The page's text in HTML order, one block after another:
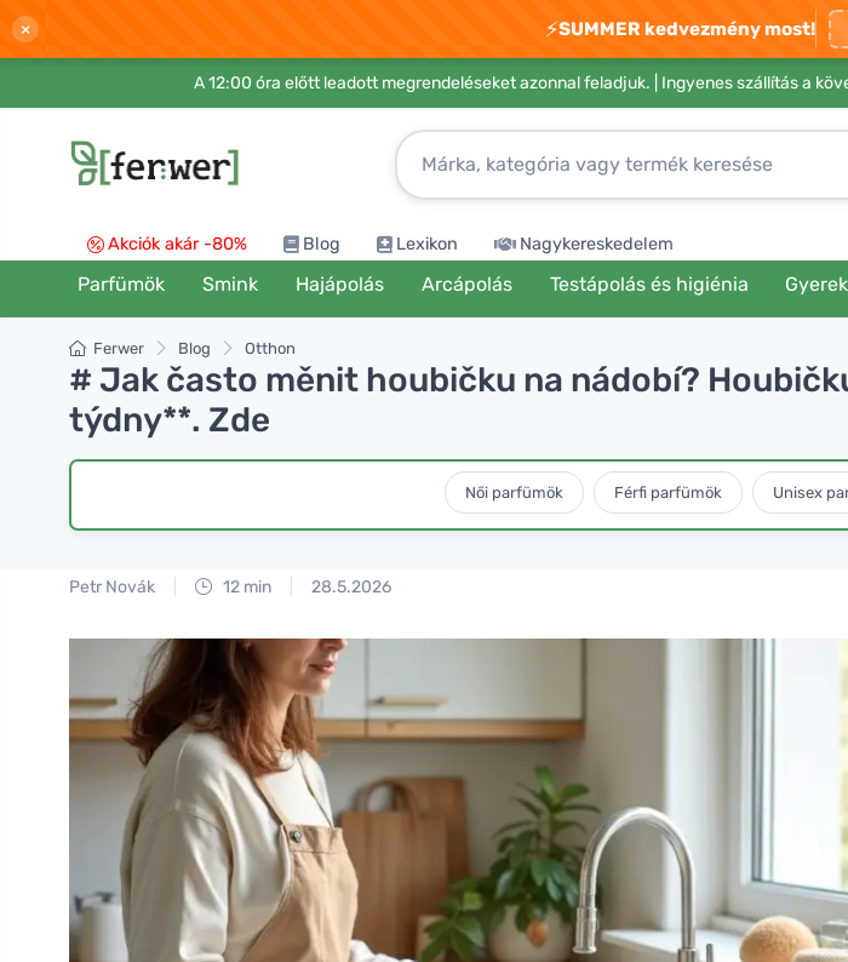
× ⚡SUMMER kedvezmény most!
A 12:00 óra előtt leadott megrendeléseket azonnal feladjuk. | Ingyenes szállítás a
Akciók akár -80% Blog Lexikon Nagykereskedelem
Parfümök Smink Hajápolás Arcápolás Testápolás és higiénia
Ferwer Blog Otthon
# Jak často měnit houbičku na nádobí?
týdny**. Zde
Női parfümök Férfi parfümök Unisex
Petr Novák 12 min 28.5.2026